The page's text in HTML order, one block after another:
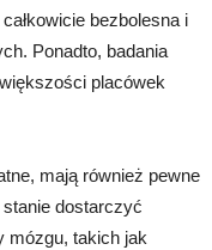
bezbolesna i
Ponadto, badania
placówek
mają również pewne
stanie dostarczyć
mózgu, takich jak